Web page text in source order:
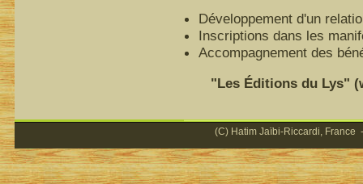
Développement d'un
Inscriptions dans les
Accompagnement des
"Les Éditions du Lys"
(C) Hatim Jaïbi-Riccardi, France